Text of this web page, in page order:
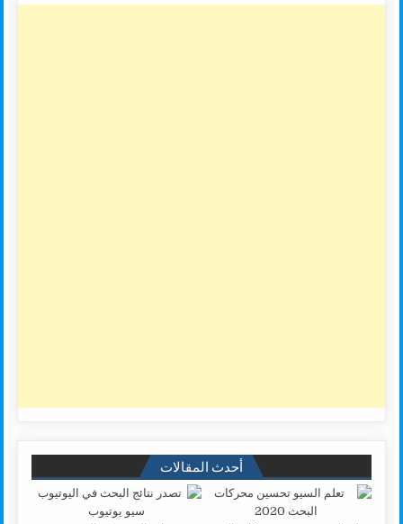
أحدث المقالات